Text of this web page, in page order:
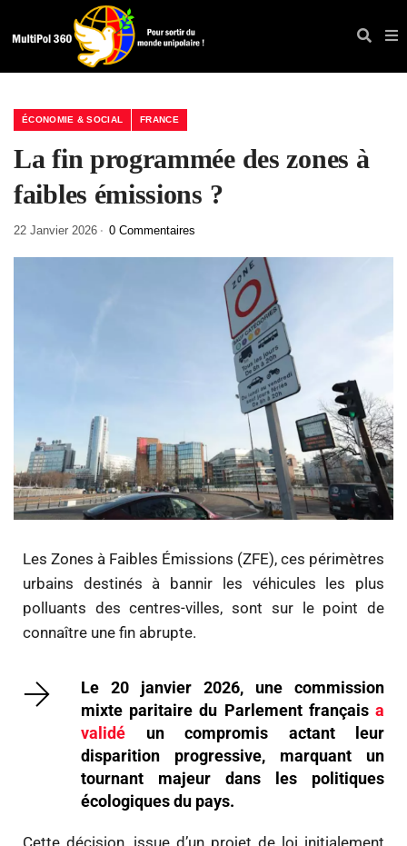
ÉCONOMIE & SOCIAL FRANCE
La fin programmée des zones à
faibles émissions ?
22 Janvier 2026 0 Commentaires
Les Zones à Faibles Émissions (ZFE), ces périmètres
urbains destinés à bannir les véhicules les plus
polluants des centres-villes, sont sur le point de
connaître une fin abrupte.
Le 20 janvier 2026, une commission
mixte paritaire du Parlement français a
validé un compromis actant leur
disparition progressive, marquant un
tournant majeur dans les politiques
écologiques du pays.